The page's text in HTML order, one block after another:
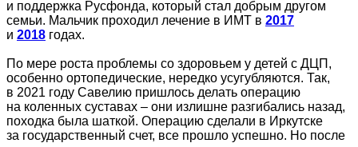
и поддержка Русфонда, который стал добрым другом
семьи. Мальчик проходил лечение в ИМТ в 2017
и 2018 годах.
По мере роста проблемы со здоровьем у детей с ДЦП,
особенно ортопедические, нередко усугубляются. Так,
в 2021 году Савелию пришлось делать операцию
на коленных суставах – они излишне разгибались назад,
походка была шаткой. Операцию сделали в Иркутске
за государственный счет, все прошло успешно. Но после